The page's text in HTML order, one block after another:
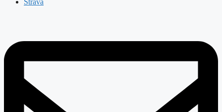
Strava